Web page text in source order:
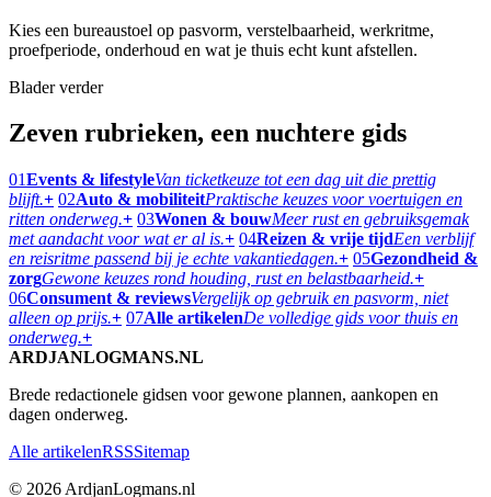
Kies een bureaustoel op pasvorm, verstelbaarheid, werkritme,
proefperiode, onderhoud en wat je thuis echt kunt afstellen.
Blader verder
Zeven rubrieken, een nuchtere gids
01Events & lifestyleVan ticketkeuze tot een dag uit die prettig
blijft.+ 02Auto & mobiliteitPraktische keuzes voor voertuigen en
ritten onderweg.+ 03Wonen & bouwMeer rust en gebruiksgemak
met aandacht voor wat er al is.+ 04Reizen & vrije tijdEen verblijf
en reisritme passend bij je echte vakantiedagen.+ 05Gezondheid &
zorgGewone keuzes rond houding, rust en belastbaarheid.+
06Consument & reviewsVergelijk op gebruik en pasvorm, niet
alleen op prijs.+ 07Alle artikelenDe volledige gids voor thuis en
onderweg.+
ARDJANLOGMANS.NL
Brede redactionele gidsen voor gewone plannen, aankopen en
dagen onderweg.
Alle artikelenRSSSitemap
© 2026 ArdjanLogmans.nl